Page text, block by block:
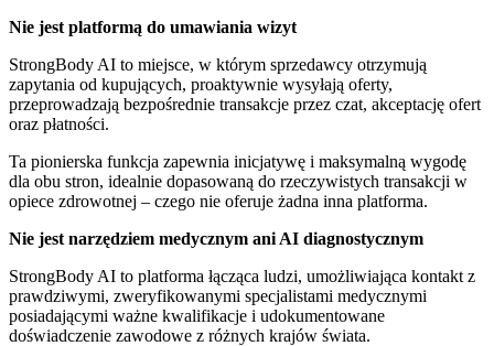
Nie jest platformą do umawiania wizyt
StrongBody AI to miejsce, w którym sprzedawcy otrzymują
zapytania od kupujących, proaktywnie wysyłają oferty,
przeprowadzają bezpośrednie transakcje przez czat, akceptację ofert
oraz płatności.
Ta pionierska funkcja zapewnia inicjatywę i maksymalną wygodę
dla obu stron, idealnie dopasowaną do rzeczywistych transakcji w
opiece zdrowotnej – czego nie oferuje żadna inna platforma.
Nie jest narzędziem medycznym ani AI diagnostycznym
StrongBody AI to platforma łącząca ludzi, umożliwiająca kontakt z
prawdziwymi, zweryfikowanymi specjalistami medycznymi
posiadającymi ważne kwalifikacje i udokumentowane
doświadczenie zawodowe z różnych krajów świata.